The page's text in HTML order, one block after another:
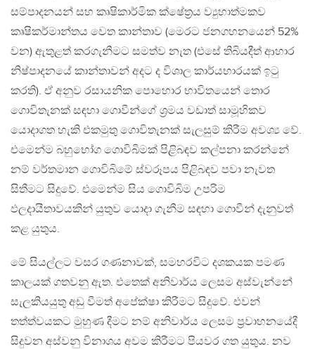
සම්පාදනයන් සහ කෘෂිකාර්මික ක්ෂේත්‍රය ව්‍යුහාත්මකව
කෘෂිකර්මාන්තය වෙත කාන්තාව (මෙරට ජනගහනයෙන් 52%
වන) ඇතුළත් කරගැනීමට සමත්ව නැත (එසේ තිබියදීත් ආහාර
නිෂ්පාදනයේ කාන්තාවන් අදට ද විශාල කාර්යභාරයක් ඉටු
කරති). ඒ අනුව රසායනික පොහොර භාවිතයෙන් තොර
ගොවිතැනක් සඳහා ගොවීන්ගේ ශ්‍රමය වඩාත් සාමූහිකව
යොදාගත හැකි එකමුතු ගොවිතැනක් සැලසුම් කිරීම අවශ්‍ය වේ.
එමෙන්ම බහුභෝග ගොවිබිමක් පිළිබඳව කල්පනා කරන්නේ
නම් වර්තමාන ගොවිබිමේ ස්වරූපය පිළිබඳව පවා නැවත
සිතීමට සිදුවේ. එමෙන්ම සිය ගොවිබිම උපරිම
ඵලදායීතාවයකින් යුතුව යොදා ගැනීම සඳහා ගොවීන් දැනුවත්
කළ යුතුය.
මේ සියල්ලට වසර ගණනාවක්, සමහරවිට දශකයක පමණ
කාලයක් ගතවනු ඇත. එතෙක් අනිවාර්ය ලෙසම අස්වැන්නේ
සැලකියයුතු අඩු වීමත් අපේක්ෂා කිරීමට සිදුවේ. එවන්
තත්ත්වයකට මුහුණ දීමට නම් අනිවාර්ය ලෙසම ප්‍රවාහනයේදී
සිදුවන අස්වනු විනාශය අවම කිරීමට පියවර ගත යුතුය. නව